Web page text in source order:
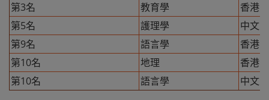
第3名
教育學
香港
第5名
護理學
中文
第9名
語言學
香港
第10名
地理
香港
第10名
語言學 中文